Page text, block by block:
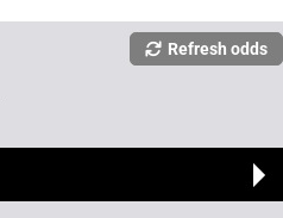
Refresh odds